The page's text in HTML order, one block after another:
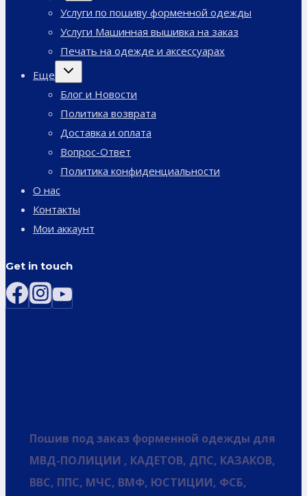
Услуги по пошиву форменной одежды
Услуги Машинная вышивка на заказ
Печать на одежде и аксессуарах
Еще
Переключить
дочернее
Блог и Новости
Политика возврата
Доставка и оплата
Вопрос-Ответ
Политика конфиденциальности
О нас
Контакты
Мои аккаунт
Get in touch
Пошив под заказ форменной одежды для
МВД-ПОЛИЦИИ , КАДЕТОВ, ДПС, КАЗАКОВ,
ВВС, ППС, МЧС, ВМФ, ЮСТИЦИИ, ФСБ,